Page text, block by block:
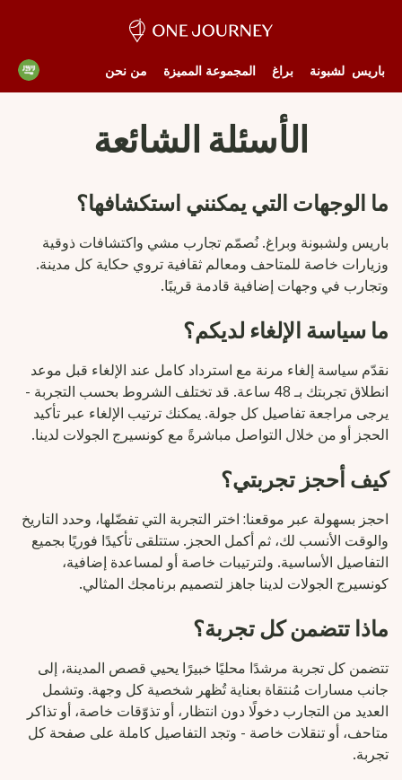
باريس لشبونة براغ المجموعة المميزة من نحن
الأسئلة الشائعة
ما الوجهات التي يمكنني استكشافها؟
باريس ولشبونة وبراغ. نُصمّم تجارب مشي واكتشافات ذوقية
وزيارات خاصة للمتاحف ومعالم ثقافية تروي حكاية كل مدينة.
وتجارب في وجهات إضافية قادمة قريبًا.
ما سياسة الإلغاء لديكم؟
نقدّم سياسة إلغاء مرنة مع استرداد كامل عند الإلغاء قبل موعد
انطلاق تجربتك بـ 48 ساعة. قد تختلف الشروط بحسب التجربة -
يرجى مراجعة تفاصيل كل جولة. يمكنك ترتيب الإلغاء عبر تأكيد
الحجز أو من خلال التواصل مباشرةً مع كونسيرج الجولات لدينا.
كيف أحجز تجربتي؟
احجز بسهولة عبر موقعنا: اختر التجربة التي تفضّلها، وحدد التاريخ
والوقت الأنسب لك، ثم أكمل الحجز. ستتلقى تأكيدًا فوريًا بجميع
التفاصيل الأساسية. ولترتيبات خاصة أو لمساعدة إضافية،
كونسيرج الجولات لدينا جاهز لتصميم برنامجك المثالي.
ماذا تتضمن كل تجربة؟
تتضمن كل تجربة مرشدًا محليًا خبيرًا يحيي قصص المدينة، إلى
جانب مسارات مُنتقاة بعناية تُظهر شخصية كل وجهة. وتشمل
العديد من التجارب دخولًا دون انتظار، أو تذوّقات خاصة، أو تذاكر
متاحف، أو تنقلات خاصة - وتجد التفاصيل كاملة على صفحة كل
تجربة.